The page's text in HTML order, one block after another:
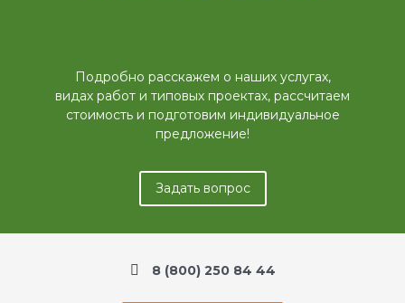
Подробно расскажем о наших услугах,
видах работ и типовых проектах, рассчитаем
стоимость и подготовим индивидуальное
предложение!
Задать вопрос
8 (800) 250 84 44